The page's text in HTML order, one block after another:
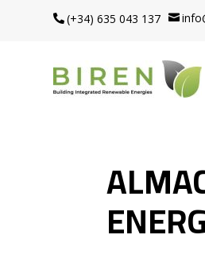
 (+34) 635 043 137 